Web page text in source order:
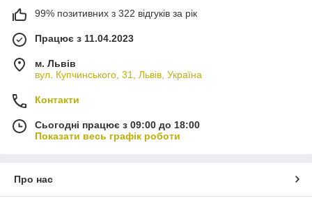
99% позитивних з 322 відгуків за рік
Працює з 11.04.2023
м. Львів
вул. Купчинського, 31, Львів, Україна
Контакти
Сьогодні працює з 09:00 до 18:00
Показати весь графік роботи
Про нас